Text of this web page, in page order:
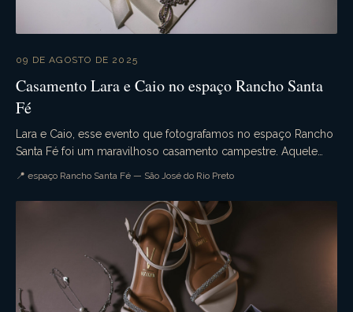
09 DE AGOSTO DE 2025
Casamento Lara e Caio no espaço Rancho Santa
Fé
Lara e Caio, esse evento que fotografamos no espaço Rancho
Santa Fé foi um maravilhoso casamento campestre. Aquele
📍 espaço Rancho Santa Fé — São José do Rio Preto